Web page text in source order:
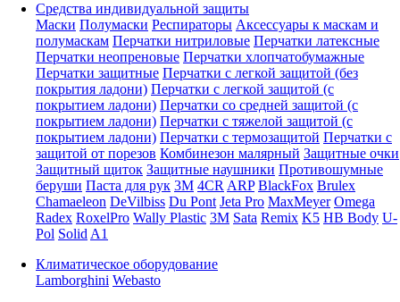
Средства индивидуальной защиты
Маски Полумаски Респираторы Аксессуары к маскам и
полумаскам Перчатки нитриловые Перчатки латексные
Перчатки неопреновые Перчатки хлопчатобумажные
Перчатки защитные Перчатки с легкой защитой (без
покрытия ладони) Перчатки с легкой защитой (с
покрытием ладони) Перчатки со средней защитой (с
покрытием ладони) Перчатки с тяжелой защитой (с
покрытием ладони) Перчатки с термозащитой Перчатки с
защитой от порезов Комбинезон малярный Защитные очки
Защитный щиток Защитные наушники Противошумные
беруши Паста для рук 3M 4CR ARP BlackFox Brulex
Chamaeleon DeVilbiss Du Pont Jeta Pro MaxMeyer Omega
Radex RoxelPro Wally Plastic 3M Sata Remix K5 HB Body U-
Pol Solid A1
Климатическое оборудование
Lamborghini Webasto